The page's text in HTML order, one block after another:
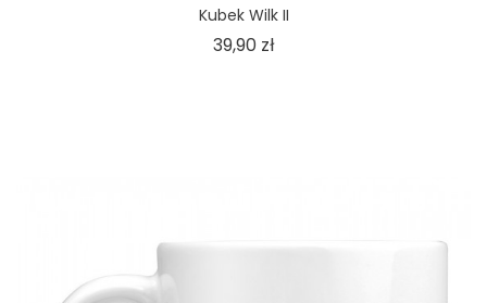
Kubek Wilk II
39,90 złCena